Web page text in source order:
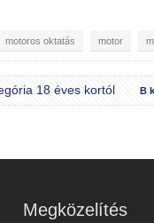
motoros oktatás motor
18 éves kortól B
Megközelítés